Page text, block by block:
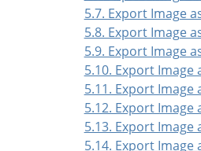
5.7. Export Image
5.8. Export Image
5.9. Export Image
5.10. Export Image
5.11. Export Image
5.12. Export Image
5.13. Export
5.14. Export Image